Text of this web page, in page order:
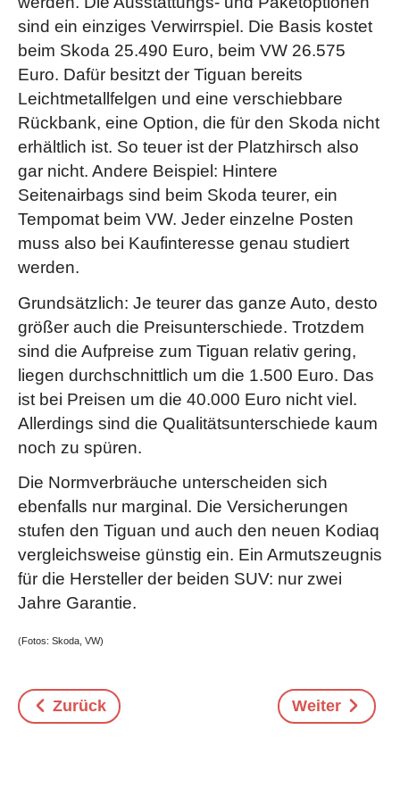
sind ein einziges Verwirrspiel. Die Basis kostet
beim Skoda 25.490 Euro, beim VW 26.575
Euro. Dafür besitzt der Tiguan bereits
Leichtmetallfelgen und eine verschiebbare
Rückbank, eine Option, die für den Skoda nicht
erhältlich ist. So teuer ist der Platzhirsch also
gar nicht. Andere Beispiel: Hintere
Seitenairbags sind beim Skoda teurer, ein
Tempomat beim VW. Jeder einzelne Posten
muss also bei Kaufinteresse genau studiert
werden.
Grundsätzlich: Je teurer das ganze Auto, desto
größer auch die Preisunterschiede. Trotzdem
sind die Aufpreise zum Tiguan relativ gering,
liegen durchschnittlich um die 1.500 Euro. Das
ist bei Preisen um die 40.000 Euro nicht viel.
Allerdings sind die Qualitätsunterschiede kaum
noch zu spüren.
Die Normverbräuche unterscheiden sich
ebenfalls nur marginal. Die Versicherungen
stufen den Tiguan und auch den neuen Kodiaq
vergleichsweise günstig ein. Ein Armutszeugnis
für die Hersteller der beiden SUV: nur zwei
Jahre Garantie.
(Fotos: Skoda, VW)
Zurück Weiter